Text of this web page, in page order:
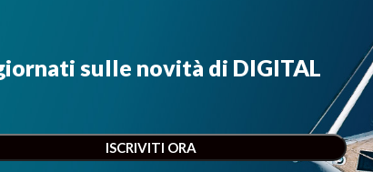
sulle novità di DIGITAL